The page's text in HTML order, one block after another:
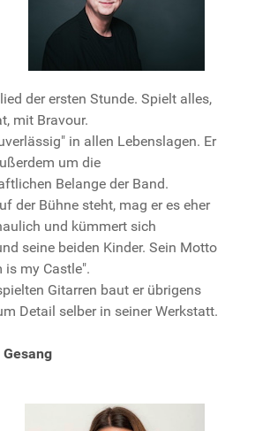
der ersten Stunde. Spielt alles,
mit Bravour.
in allen Lebenslagen. Er
um die
Belange der Band.
der Bühne steht, mag er es eher
und kümmert sich
seine beiden Kinder. Sein Motto
is my Castle".
Gitarren baut er übrigens
Detail selber in seiner Werkstatt.